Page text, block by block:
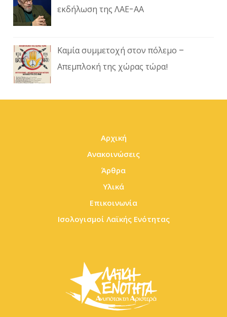
εκδήλωση της ΛΑΕ-ΑΑ
Καμία συμμετοχή στον πόλεμο –
Απεμπλοκή της χώρας τώρα!
Αρχική
Ανακοινώσεις
Άρθρα
Υλικά
Επικοινωνία
Ισολογισμοί Λαϊκής Ενότητας